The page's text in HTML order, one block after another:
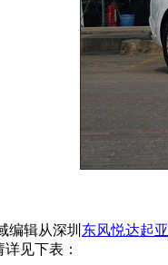
编辑从深圳 东风悦达起亚
见下表：